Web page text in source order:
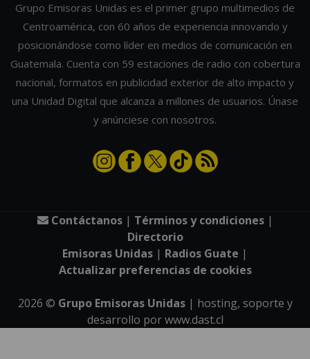
Grupo Emisoras Unidas es el primer grupo multimedios de
Centroamérica, con 60 años de experiencia innovando y
posicionándose como líder en medios de comunicación en
Guatemala. Cuenta con 59 estaciones de radio con cobertura
nacional, formatos en publicidad exterior de alto impacto y
una Unidad Digital que alcanza a millones de usuarios. Únase
y anúnciese con nosotros.
Contáctanos| Términos y condiciones|
Directorio
Emisoras Unidas | Radios Guate |
Actualizar preferencias de cookies
2026 © Grupo Emisoras Unidas| hosting, soporte y
desarrollo porwww.dast.cl